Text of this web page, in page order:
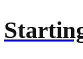
to
content